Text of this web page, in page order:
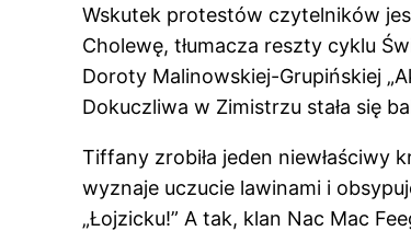
Wskutek protestów czytelników
Cholewę, tłumacza reszty cyklu
Doroty Malinowskiej-Grupińskiej
Dokuczliwa w Zimistrzu stała się
Tiffany zrobiła jeden niewłaściwy
wyznaje uczucie lawinami i
„Łojzicku!” A tak, klan Nac Mac